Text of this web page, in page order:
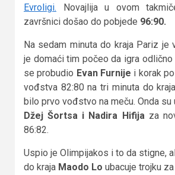
Evroligi. Novajlija u ovom
završnici došao do pobjede 96:90.
Na sedam minuta do kraja Pariz je
je domaći tim počeo da igra odlično
se probudio Evan Furnije i korak
vođstva 82:80 na tri minuta do
bilo prvo vođstvo na meču. Onda
Džej Šortsa i Nadira Hifijaza
86:82.
Uspio je Olimpijakos i to da stigne,
do kraja Maodo Lo ubacuje trojku